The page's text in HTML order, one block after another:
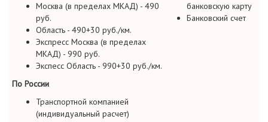
Москва (в пределах МКАД) - 490
руб.
Область - 490+30 руб./км.
Экспресс Москва (в пределах
МКАД) - 990 руб.
Экспесс Область - 990+30 руб./км.
По России
Транспортной компанией
(индивидуальный расчет)
банковскую карту
Банковский счет